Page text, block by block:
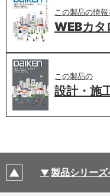
この製品の情報
WEBカタ
この製品の
設計・施
製品シリー